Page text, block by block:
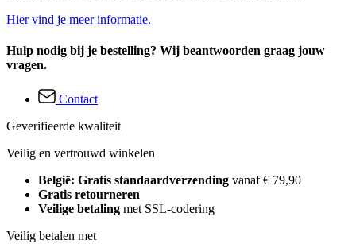
Hier vind je meer informatie.
Hulp nodig bij je bestelling? Wij beantwoorden graag jouw
vragen.
Contact
Geverifieerde kwaliteit
Veilig en vertrouwd winkelen
België: Gratis standaardverzending vanaf € 79,90
Gratis retourneren
Veilige betaling met SSL-codering
Veilig betalen met